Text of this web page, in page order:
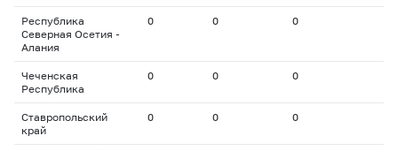
Республика
Северная Осетия -
Алания
0 0 0
Чеченская
Республика
0 0 0
Ставропольский
край
0 0 0